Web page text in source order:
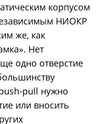
корпусом
НИОКР
же, как
Нет
одно отверстие
pull нужно
или вносить